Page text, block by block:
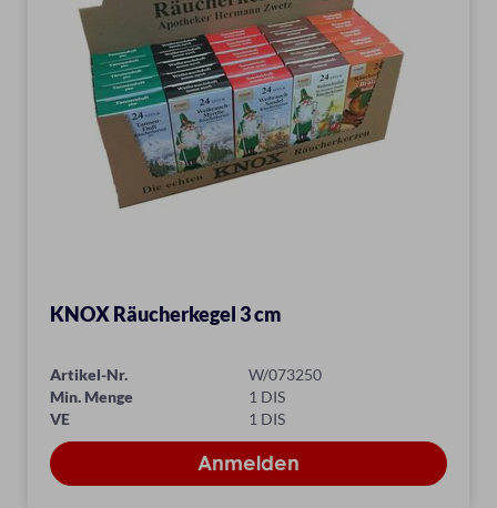
KNOX Räucherkegel 3 cm
Artikel-Nr.
W/073250
Min. Menge
1 DIS
VE
1 DIS